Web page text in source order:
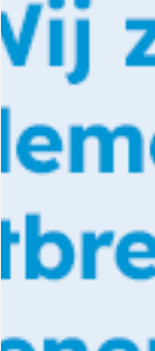
VERWARMING
LUCHTBEHANDELING
CONTACTEN
DOCUMENTATIE PRODUCTEN